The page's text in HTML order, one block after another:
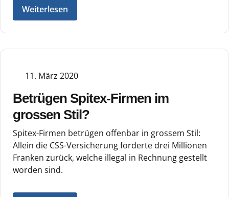
Weiterlesen
11. März 2020
Betrügen Spitex-Firmen im
grossen Stil?
Spitex-Firmen betrügen offenbar in grossem Stil:
Allein die CSS-Versicherung forderte drei Millionen
Franken zurück, welche illegal in Rechnung gestellt
worden sind.